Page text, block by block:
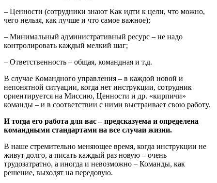
– Ценности (сотрудники знают Как идти к цели, что можно,
чего нельзя, как лучше и что самое важное);
– Минимальный административный ресурс – не надо
контролировать каждый мелкий шаг;
– Ответственность – общая, командная и т.д.
В случае Командного управления – в каждой новой и
непонятной ситуации, когда нет инструкции, сотрудник
ориентируется на Миссию, Ценности и др. «кирпичи»
команды – и в соответствии с ними выстраивает свою работу.
И тогда его работа для вас – предсказуема и определена
командными стандартами на все случаи жизни.
В наше стремительно меняющее время, когда инструкции не
живут долго, а писать каждый раз новую – очень
трудозатратно, а иногда и невозможно – Команды, как
решение, выходят на передовую.